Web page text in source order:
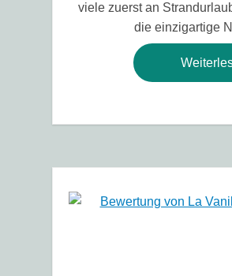
viele zuerst an
die einzigartige